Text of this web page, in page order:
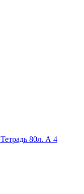
Тетрадь 80л. А 4